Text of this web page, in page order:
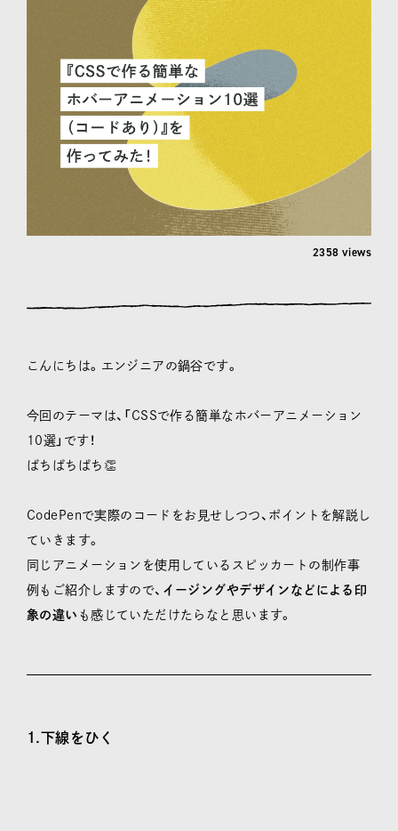
2358 views
こんにちは。エンジニアの鍋谷です。
今回のテーマは、「CSSで作る簡単なホバーアニメーション
10選」です！
ぱちぱちぱち👏
CodePenで実際のコードをお見せしつつ、ポイントを解説し
ていきます。
同じアニメーションを使用しているスピッカートの制作事
例もご紹介しますので、 イージングやデザインなどによる印
象の違い も感じていただけたらなと思います。
1.下線をひく